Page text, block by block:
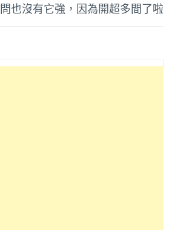
問也沒有它強，因為開超多間了啦